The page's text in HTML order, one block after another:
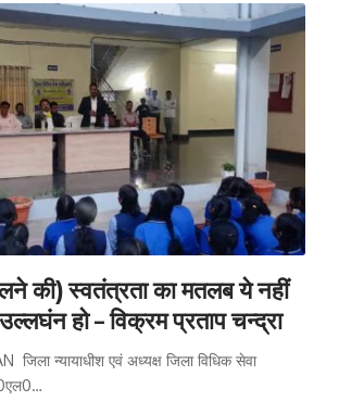
की) स्वतंत्रता का मतलब ये नहीं
हो – विक्रम प्रताप चन्द्रा
न्यायाधीश एवं अध्यक्ष जिला विधिक सेवा
…